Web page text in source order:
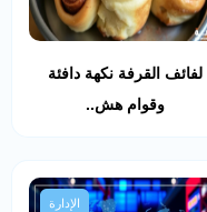
لفائف القرفة نكهة دافئة
وقوام هش..
الإدارة